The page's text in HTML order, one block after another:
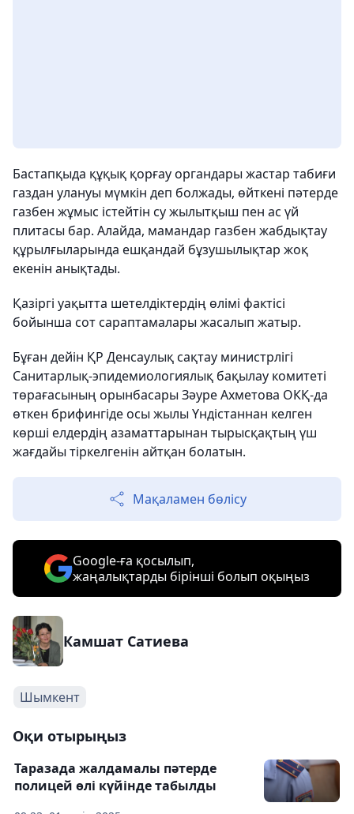
Бастапқыда құқық қорғау органдары жастар табиғи
газдан улануы мүмкін деп болжады, өйткені пәтерде
газбен жұмыс істейтін су жылытқыш пен ас үй
плитасы бар. Алайда, мамандар газбен жабдықтау
құрылғыларында ешқандай бұзушылықтар жоқ
екенін анықтады.
Қазіргі уақытта шетелдіктердің өлімі фактісі
бойынша сот сараптамалары жасалып жатыр.
Бұған дейін ҚР Денсаулық сақтау министрлігі
Санитарлық-эпидемиологиялық бақылау комитеті
төрағасының орынбасары Зәуре Ахметова ОКҚ-да
өткен брифингіде осы жылы Үндістаннан келген
көрші елдердің азаматтарынан тырысқақтың үш
жағдайы тіркелгенін айтқан болатын.
Мақаламен бөлісу
Google-ға қосылып,
жаңалықтарды бірінші болып оқыңыз
Камшат Сатиева
Шымкент
Оқи отырыңыз
Таразада жалдамалы пәтерде
полицей өлі күйінде табылды